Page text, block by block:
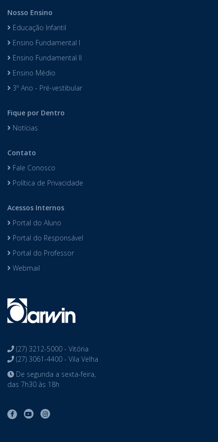
Nosso Ensino
Educação Infantil
Ensino Fundamental I
Ensino Fundamental II
Ensino Médio
3º Ano - Pré-vestibular
Fique por Dentro
Notícias
Contato
Fale Conosco
Política de Privacidade
Acessos Internos
Portal do Aluno
Portal do Responsável
Portal do Professor
Webmail
(27) 3212-5000 - Vitória
(27) 3061-4400 - Vila Velha
De segunda a sexta-feira,
das 7h30 às 18h